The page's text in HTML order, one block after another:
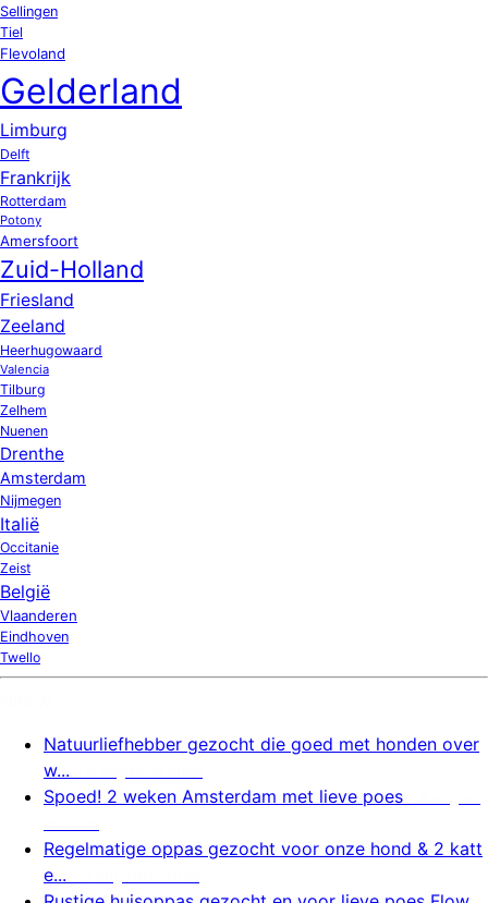
Sellingen
Tiel
Flevoland
Gelderland
Limburg
Delft
Frankrijk
Rotterdam
Potony
Amersfoort
Zuid-Holland
Friesland
Zeeland
Heerhugowaard
Valencia
Tilburg
Zelhem
Nuenen
Drenthe
Amsterdam
Nijmegen
Italië
Occitanie
Zeist
België
Vlaanderen
Eindhoven
Twello
Natuurliefhebber gezocht die goed met honden over
w...
Spoed! 2 weken Amsterdam met lieve poes
Regelmatige oppas gezocht voor onze hond & 2 katt
e...